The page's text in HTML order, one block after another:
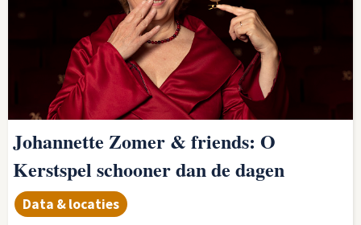
Johannette Zomer & friends: O
Kerstspel schooner dan de dagen
Data & locaties